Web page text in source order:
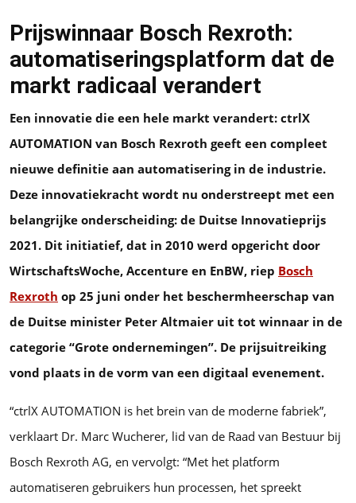
Prijswinnaar Bosch Rexroth:
automatiseringsplatform dat de
markt radicaal verandert
Een innovatie die een hele markt verandert: ctrlX
AUTOMATION van Bosch Rexroth geeft een compleet
nieuwe definitie aan automatisering in de industrie.
Deze innovatiekracht wordt nu onderstreept met een
belangrijke onderscheiding: de Duitse Innovatieprijs
2021. Dit initiatief, dat in 2010 werd opgericht door
WirtschaftsWoche, Accenture en EnBW, riep Bosch
Rexroth op 25 juni onder het beschermheerschap van
de Duitse minister Peter Altmaier uit tot winnaar in de
categorie “Grote ondernemingen”. De prijsuitreiking
vond plaats in de vorm van een digitaal evenement.
“ctrlX AUTOMATION is het brein van de moderne fabriek”,
verklaart Dr. Marc Wucherer, lid van de Raad van Bestuur bij
Bosch Rexroth AG, en vervolgt: “Met het platform
automatiseren gebruikers hun processen, het spreekt